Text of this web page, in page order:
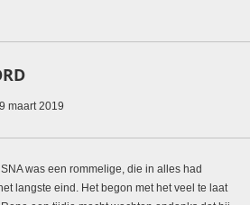
maart 2019
was een rommelige, die in alles had
langste eind. Het begon met het veel te laat